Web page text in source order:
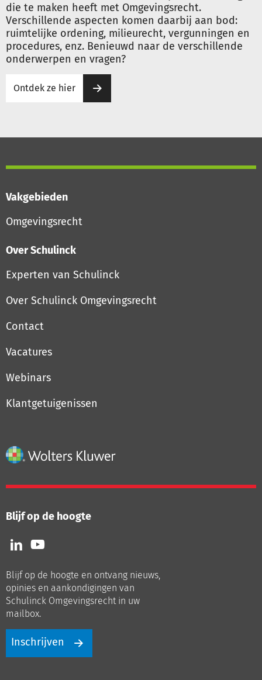
die te maken heeft met Omgevingsrecht.
Verschillende aspecten komen daarbij aan bod:
ruimtelijke ordening, milieurecht, vergunningen en
procedures, enz. Benieuwd naar de verschillende
onderwerpen en vragen?
Ontdek ze hier
Vakgebieden
Omgevingsrecht
Over Schulinck
Experten van Schulinck
Over Schulinck Omgevingsrecht
Contact
Vacatures
Webinars
Klantgetuigenissen
Blijf op de hoogte
Volg
ons
LinkedIn
Volg
ons
Youtube
Blijf op de hoogte en ontvang nieuws,
opinies en aankondigingen van
Schulinck Omgevingsrecht in uw
mailbox.
Inschrijven